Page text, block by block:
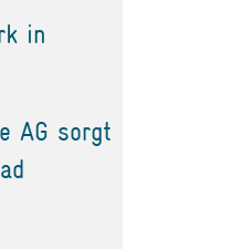
in
AG sorgt